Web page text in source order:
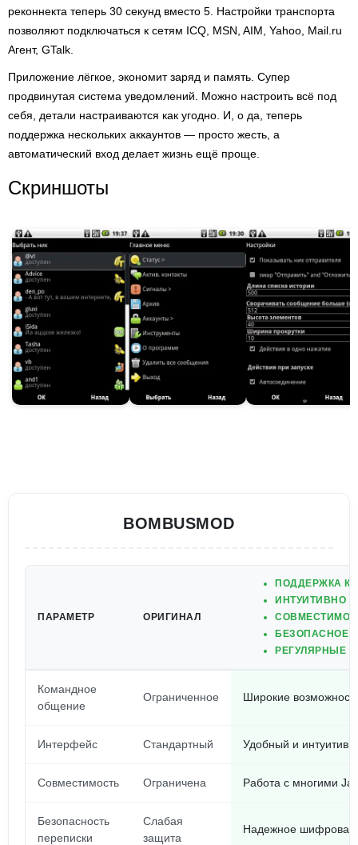
реконнекта теперь 30 секунд вместо 5. Настройки транспорта
позволяют подключаться к сетям ICQ, MSN, AIM, Yahoo, Mail.ru
Агент, GTalk.
Приложение лёгкое, экономит заряд и память. Супер
продвинутая система уведомлений. Можно настроить всё под
себя, детали настраиваются как угодно. И, о да, теперь
поддержка нескольких аккаунтов — просто жесть, а
автоматический вход делает жизнь ещё проще.
Скриншоты
BOMBUSMOD
ПАРАМЕТР ОРИГИНАЛ
ПОДДЕРЖКА
ИНТУИТИВНО
БЕЗОПАСНОЕ
РЕГУЛЯРНЫЕ
Командное
общение
Ограниченное Широкие
Интерфейс Стандартный Удобный и
Совместимость Ограничена Работа с многими
Безопасность
переписки
Слабая
защита
Надежное